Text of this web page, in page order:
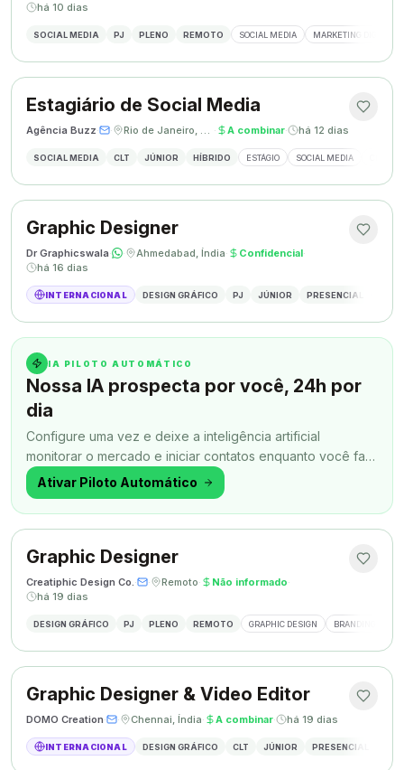
há 10 dias
SOCIAL MEDIA PJ PLENO REMOTO SOCIAL MEDIA MARKETING DIGITAL
Estagiário de Social Media
Agência Buzz· · Rio de Janeiro, Brasil · A combinar· há 12 dias
SOCIAL MEDIA CLT JÚNIOR HÍBRIDO ESTÁGIO SOCIAL MEDIA
Graphic Designer
Dr Graphicswala· · Ahmedabad, Índia· Confidencial·
há 16 dias
INTERNACIONAL DESIGN GRÁFICO PJ JÚNIOR PRESENCIAL
IA PILOTO AUTOMÁTICO
Nossa IA prospecta por você, 24h por
dia
Configure uma vez e deixe a inteligência artificial
monitorar o mercado e iniciar contatos enquanto você faz
outra coisa.
Ativar Piloto Automático
Graphic Designer
Creatiphic Design Co.· · Remoto· Não informado·
há 19 dias
DESIGN GRÁFICO PJ PLENO REMOTO GRAPHIC DESIGN BRANDING
Graphic Designer & Video Editor
DOMO Creation· · Chennai, Índia· A combinar· há 19 dias
INTERNACIONAL DESIGN GRÁFICO CLT JÚNIOR PRESENCIAL